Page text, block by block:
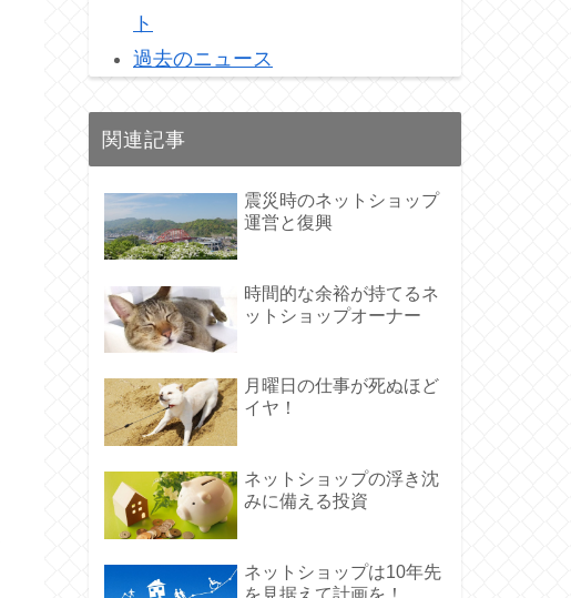
ト
過去のニュース
関連記事
震災時のネットショップ
運営と復興
時間的な余裕が持てるネ
ットショップオーナー
月曜日の仕事が死ぬほど
イヤ！
ネットショップの浮き沈
みに備える投資
ネットショップは10年先
を見据えて計画を！